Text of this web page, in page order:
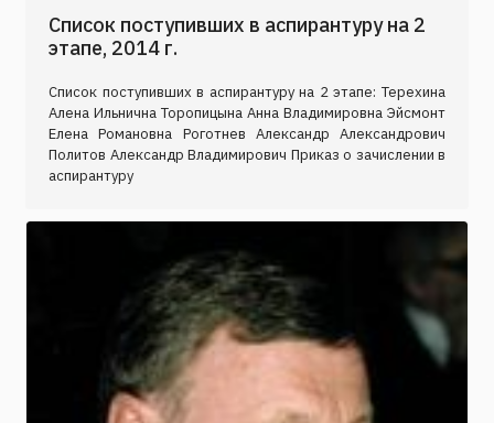
Список поступивших в аспирантуру на 2
этапе, 2014 г.
Список поступивших в аспирантуру на 2 этапе: Терехина
Алена Ильнична Торопицына Анна Владимировна Эйсмонт
Елена Романовна Роготнев Александр Александрович
Политов Александр Владимирович Приказ о зачислении в
аспирантуру